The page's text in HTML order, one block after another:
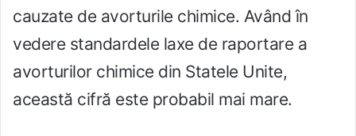
cauzate de avorturile chimice. Având în
vedere standardele laxe de raportare a
avorturilor chimice din Statele Unite,
această cifră este probabil mai mare.